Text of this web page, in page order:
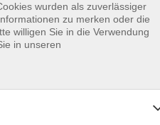
– Laugengebäck
wurden als zuverlässiger
zu merken oder die
willigen Sie in die Verwendung
in unseren